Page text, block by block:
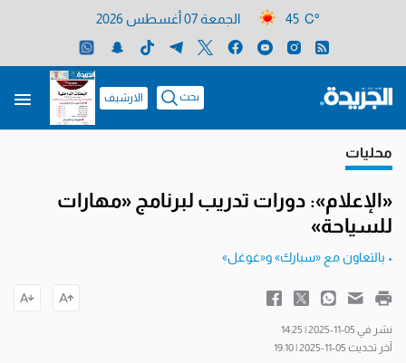
45 C° الجمعة 07 أغسطس 2026
بحث الارشيف
محليات
«الإعلام»: دورات تدريب لبرنامج «مهارات
للسياحة»
• بالتعاون مع «سبارك» و«غوغل»
نشر في 05-11-2025 | 14:25
آخر تحديث 05-11-2025 | 19:10